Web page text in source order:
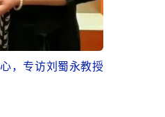
，专访刘蜀永教授